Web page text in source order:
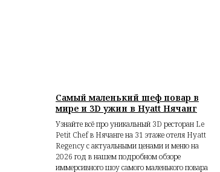
Самый маленький шеф повар в
мире и 3D ужин в Hyatt Нячанг
Узнайте всё про уникальный 3D ресторан Le
Petit Chef в Нячанге на 31 этаже отеля Hyatt
Regency с актуальными ценами и меню на
2026 год в нашем подробном обзоре
иммерсивного шоу самого маленького повара